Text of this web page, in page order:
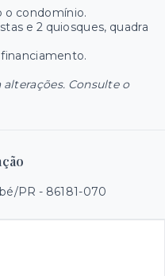
o condomínio.
e 2 quiosques, quadra
Consulte o
PR - 86181-070